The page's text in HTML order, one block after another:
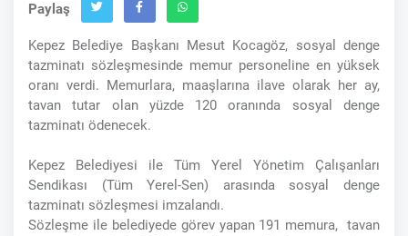
Paylaş
Kepez Belediye Başkanı Mesut Kocagöz, sosyal denge
tazminatı sözleşmesinde memur personeline en yüksek
oranı verdi. Memurlara, maaşlarına ilave olarak her ay,
tavan tutar olan yüzde 120 oranında sosyal denge
tazminatı ödenecek.
Kepez Belediyesi ile Tüm Yerel Yönetim Çalışanları
Sendikası (Tüm Yerel-Sen) arasında sosyal denge
tazminatı sözleşmesi imzalandı.
Sözleşme ile belediyede görev yapan 191 memura, tavan